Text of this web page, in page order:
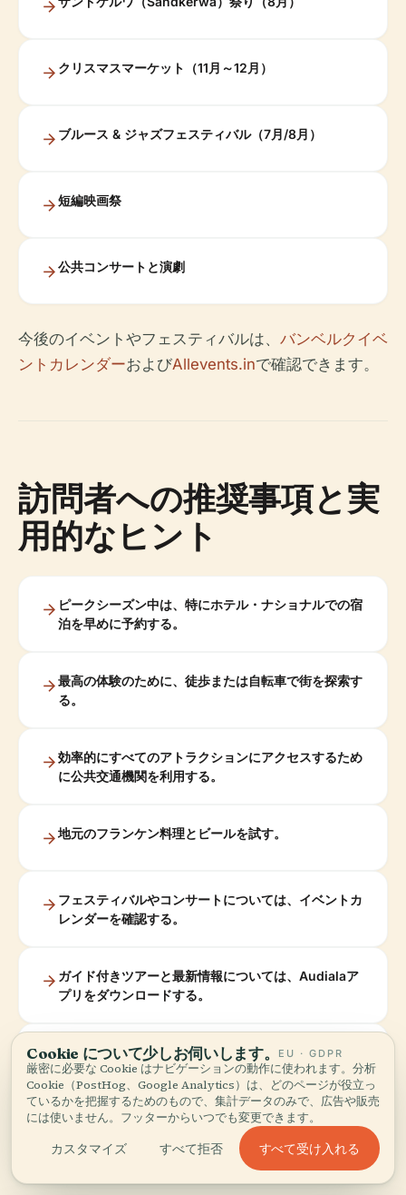
クリスマスマーケット（11月～12月）
ブルース & ジャズフェスティバル（7月/8月）
短編映画祭
公共コンサートと演劇
今後のイベントやフェスティバルは、 バンベルクイベ
ントカレンダーおよびAllevents.inで確認できます。
訪問者への推奨事項と実
用的なヒント
ピークシーズン中は、特にホテル・ナショナルでの宿
泊を早めに予約する。
最高の体験のために、徒歩または自転車で街を探索す
る。
効率的にすべてのアトラクションにアクセスするため
に公共交通機関を利用する。
地元のフランケン料理とビールを試す。
フェスティバルやコンサートについては、イベントカ
レンダーを確認する。
ガイド付きツアーと最新情報については、Audialaア
プリをダウンロードする。
** crowdsが少ない快適な気候
のために、春または初秋に旅行
する（
WanderInEurope）。
**
Cookie について少しお伺いします。 EU · GDPR
厳密に必要な Cookie はナビゲーションの動作に使われます。分析
Cookie（PostHog、Google Analytics）は、どのページが役立っ
ているかを把握するためのもので、集計データのみで、広告や販売
には使いません。フッターからいつでも変更できます。
カスタマイズ すべて拒否 すべて受け入れる